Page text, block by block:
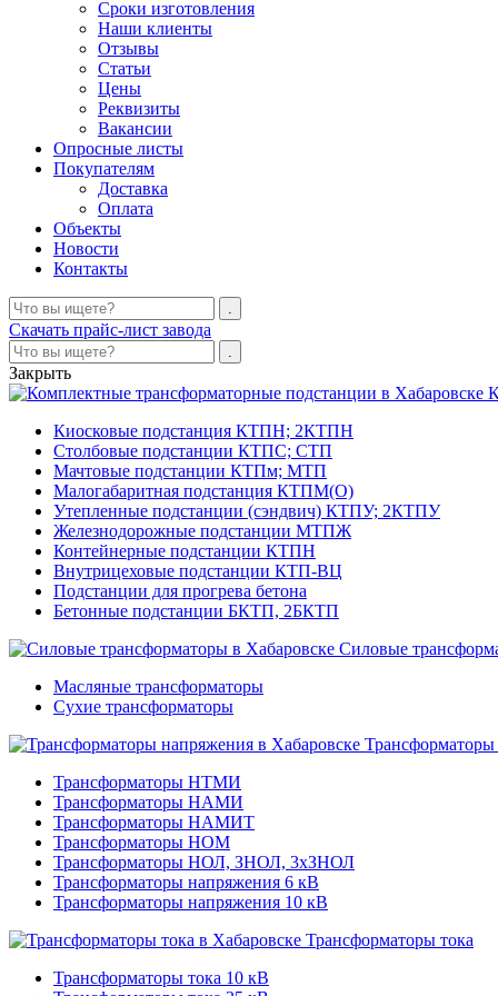
Сроки изготовления
Наши клиенты
Отзывы
Статьи
Цены
Реквизиты
Вакансии
Опросные листы
Покупателям
Доставка
Оплата
Объекты
Новости
Контакты
Скачать прайс-лист завода
Закрыть
Киосковые подстанция КТПН; 2КТПН
Столбовые подстанции КТПС; СТП
Мачтовые подстанции КТПм; МТП
Малогабаритная подстанция КТПМ(О)
Утепленные подстанции (сэндвич) КТПУ; 2КТПУ
Железнодорожные подстанции МТПЖ
Контейнерные подстанции КТПН
Внутрицеховые подстанции КТП-ВЦ
Подстанции для прогрева бетона
Бетонные подстанции БКТП, 2БКТП
Силовые
Масляные трансформаторы
Сухие трансформаторы
Трансформаторы НТМИ
Трансформаторы НАМИ
Трансформаторы НАМИТ
Трансформаторы НОМ
Трансформаторы НОЛ, ЗНОЛ, 3хЗНОЛ
Трансформаторы напряжения 6 кВ
Трансформаторы напряжения 10 кВ
Трансформаторы тока
Трансформаторы тока 10 кВ